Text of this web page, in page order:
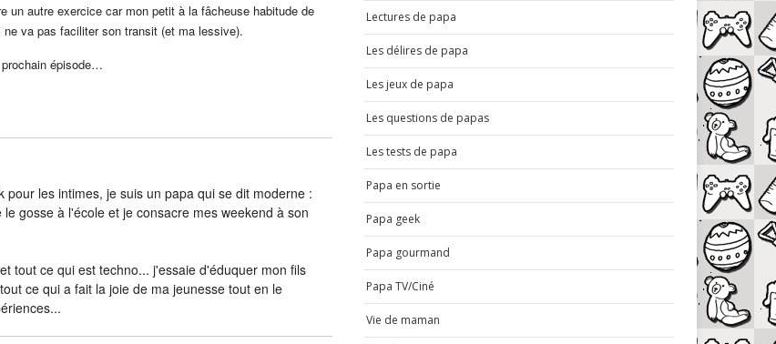
un autre exercice car mon petit à la fâcheuse habitude de
ne va pas faciliter son transit (et ma lessive).
épisode…
les intimes, je suis un papa qui se dit moderne :
gosse à l'école et je consacre mes weekend à son
tout ce qui est techno... j'essaie d'éduquer mon fils
ce qui a fait la joie de ma jeunesse tout en le
Lectures de papa
Les délires de papa
Les jeux de papa
Les questions de papas
Les tests de papa
Papa en sortie
Papa geek
Papa gourmand
Papa TV/Ciné
Vie de maman